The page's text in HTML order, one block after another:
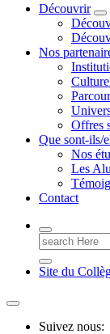
Poitiers presente !
Découvrir
Nos
Offres
Que sont-ils/
Nos
Les
Contact
Search
for:
Site du
Suivez nous: